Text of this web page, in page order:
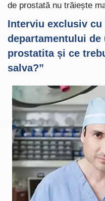
de prostată nu trăiește
Interviu exclusiv cu
departamentului de
prostatita și ce
salva?”